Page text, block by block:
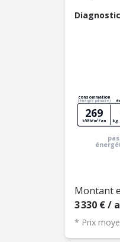
consommation
(énergie primaire)
269
kWh/m²/an kg
Montant
3 330 € /
* Prix